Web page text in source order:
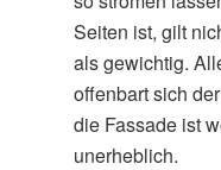
Seiten ist, gilt
als gewichtig.
offenbart sich
die Fassade ist
unerheblich.